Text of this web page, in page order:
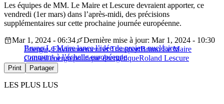
Les équipes de MM. Le Maire et Lescure devraient apporter, ce
vendredi (1er mars) dans l’après-midi, des précisions
supplémentaires sur cette prochaine journée européenne.
Bruno Le Maire lance l’idée de projets nucléaires
communs à l’échelle européenne
Mar 1, 2024 - 06:34
Dernière mise à jour: Mar 1, 2024 - 10:30
Energie, Environnement et TransportBruno Le Maire
Conseil énergiepolitique énergétiqueRoland Lescure
Print Partager
LES PLUS LUS